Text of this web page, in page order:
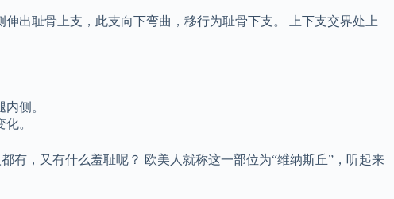
出耻骨上支，此支向下弯曲，移行为耻骨下支。 上下支交界处上
侧。
。
有，又有什么羞耻呢？ 欧美人就称这一部位为“维纳斯丘”，听起来